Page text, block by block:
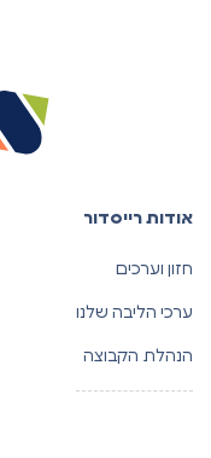
אודות רייסדור
חזון וערכים
ערכי הליבה שלנו
הנהלת הקבוצה